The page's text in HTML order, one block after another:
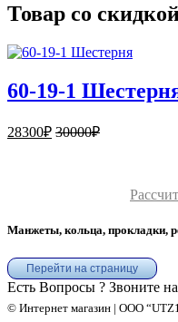
Товар со
60-19-1
28300₽ 30000₽
Манжеты, кольца, прокладки,
Перейти на страницу
Есть Вопросы ? Звоните
© Интернет магазин | ООО